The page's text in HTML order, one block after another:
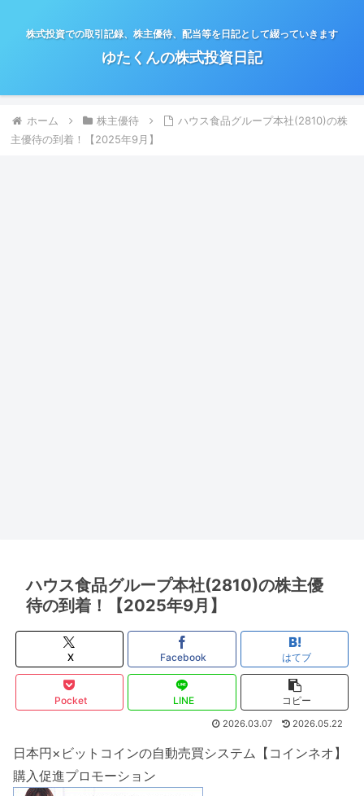
株式投資での取引記録、株主優待、配当等を日記として綴っていきます
ゆたくんの株式投資日記
ホーム 株主優待
ハウス食品グループ本社(2810)の株
主優待の到着！【2025年9月】
ハウス食品グループ本社(2810)の株主優
待の到着！【2025年9月】
X Facebook はてブ
Pocket LINE コピー
2026.03.07 2026.05.22
日本円×ビットコインの自動売買システム【コインネオ】
購入促進プロモーション